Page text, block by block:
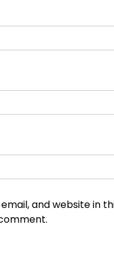
and website in